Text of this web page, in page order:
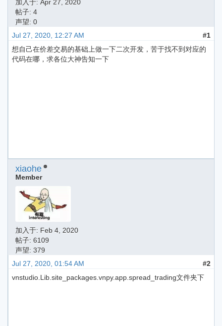
加入于: Apr 27, 2020
帖子: 4
声望: 0
Jul 27, 2020, 12:27 AM
#1
想自己在价差交易的基础上做一下二次开发，苦于找不到对应的
代码在哪，求各位大神告知一下
xiaohe
Member
加入于: Feb 4, 2020
帖子: 6109
声望: 379
Jul 27, 2020, 01:54 AM
#2
vnstudio.Lib.site_packages.vnpy.app.spread_trading文件夹下